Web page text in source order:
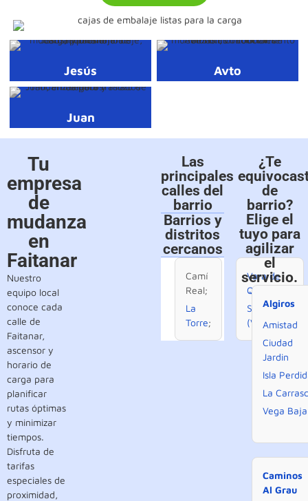
Jesús Avto
Juan
Tu
empresa
de
mudanza
en
Faitanar
Nuestro
equipo local
conoce cada
calle de
Faitanar,
ascensor y
horario de
carga para
planificar
rutas óptimas
y minimizar
tiempos.
Disfruta de
tarifas
especiales de
proximidad,
Las
principales
calles del
barrio
Barrios y
distritos
cercanos
Camí
Real;
La
Torre;
Vara de
Quart
San Isidro
(Valencia).
¿Te
de
barrio?
Elige el
tuyo para
agilizar
el
servicio.
Algiros
Amistad
Ciudad
Jardin
Isla
La
Vega Baja
Caminos
Al Grau